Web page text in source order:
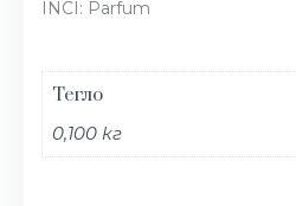
INCI: Parfum
Тегло
0,100 кг